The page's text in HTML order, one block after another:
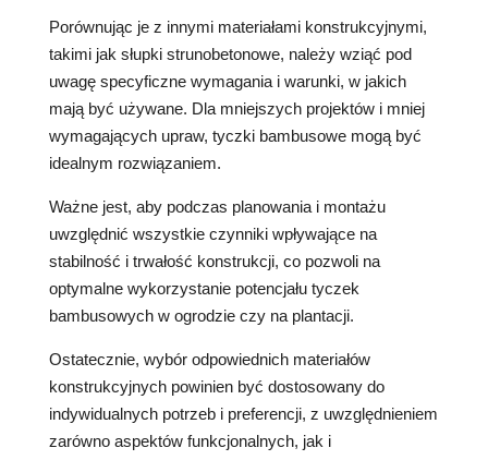
Porównując je z innymi materiałami konstrukcyjnymi,
takimi jak słupki strunobetonowe, należy wziąć pod
uwagę specyficzne wymagania i warunki, w jakich
mają być używane. Dla mniejszych projektów i mniej
wymagających upraw, tyczki bambusowe mogą być
idealnym rozwiązaniem.
Ważne jest, aby podczas planowania i montażu
uwzględnić wszystkie czynniki wpływające na
stabilność i trwałość konstrukcji, co pozwoli na
optymalne wykorzystanie potencjału tyczek
bambusowych w ogrodzie czy na plantacji.
Ostatecznie, wybór odpowiednich materiałów
konstrukcyjnych powinien być dostosowany do
indywidualnych potrzeb i preferencji, z uwzględnieniem
zarówno aspektów funkcjonalnych, jak i